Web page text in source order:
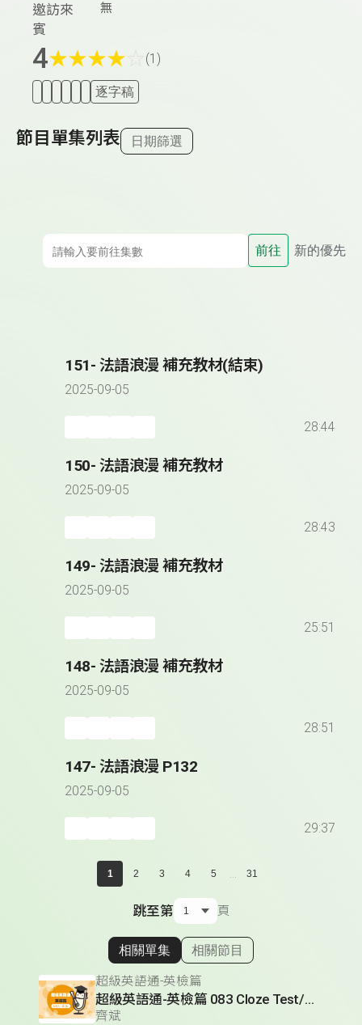
邀訪來
賓
無
4★★★★ (1)
逐字稿
節目單集列表 日期篩選
前往 新的優先
151- 法語浪漫 補充教材(結束)
2025-09-05
28:44
150- 法語浪漫 補充教材
2025-09-05
28:43
149- 法語浪漫 補充教材
2025-09-05
25:51
148- 法語浪漫 補充教材
2025-09-05
28:51
147- 法語浪漫 P132
2025-09-05
29:37
1 2 3 4 5 ... 31
跳至第 頁
顯示相關單集
相關單集 相關節目
超級英語通-英檢篇
超級英語通-英檢篇 083 Cloze Test/段落填空-13
齊斌